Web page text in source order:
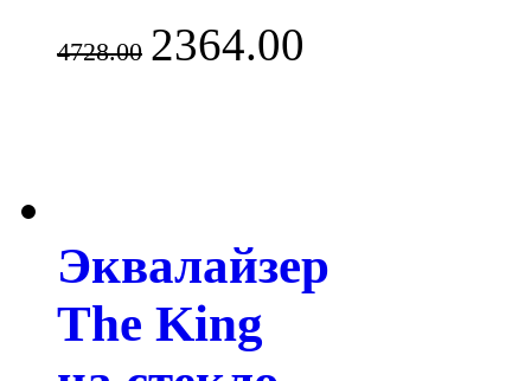
4728.00 2364.00
Эквалайзер
The King